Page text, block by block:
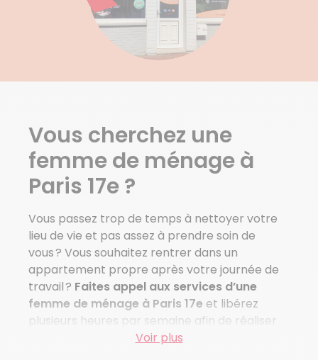
Vous cherchez une
femme de ménage à
Paris 17e ?
Vous passez trop de temps à nettoyer votre
lieu de vie et pas assez à prendre soin de
vous ? Vous souhaitez rentrer dans un
appartement propre après votre journée de
travail ? Faites appel aux services d’une
femme de ménage à Paris 17e et libérez
plusieurs heures par semaine afin de réaliser
les projets qui vous tiennent à cœur.
Voir plus